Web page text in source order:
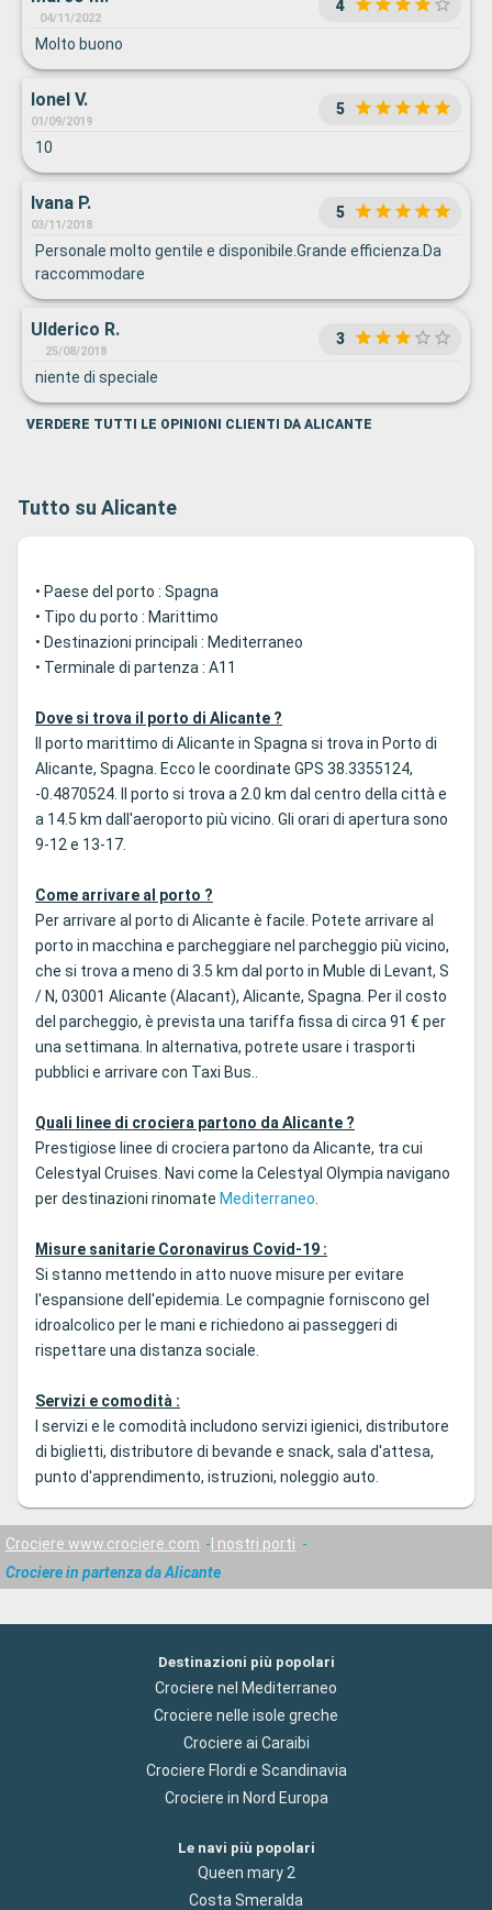
04/11/2022
4
Molto buono
Ionel V.
01/09/2019
5
10
Ivana P.
03/11/2018
5
Personale molto gentile e disponibile.Grande efficienza.Da
raccommodare
Ulderico R.
25/08/2018
3
niente di speciale
VERDERE TUTTI LE OPINIONI CLIENTI DA ALICANTE
Tutto su Alicante
• Paese del porto : Spagna
• Tipo du porto : Marittimo
• Destinazioni principali : Mediterraneo
• Terminale di partenza : A11
Dove si trova il porto di Alicante ?
Il porto marittimo di Alicante in Spagna si trova in Porto di
Alicante, Spagna. Ecco le coordinate GPS 38.3355124,
-0.4870524. Il porto si trova a 2.0 km dal centro della città e
a 14.5 km dall'aeroporto più vicino. Gli orari di apertura sono
9-12 e 13-17.
Come arrivare al porto ?
Per arrivare al porto di Alicante è facile. Potete arrivare al
porto in macchina e parcheggiare nel parcheggio più vicino,
che si trova a meno di 3.5 km dal porto in Muble di Levant, S
/ N, 03001 Alicante (Alacant), Alicante, Spagna. Per il costo
del parcheggio, è prevista una tariffa fissa di circa 91 € per
una settimana. In alternativa, potrete usare i trasporti
pubblici e arrivare con Taxi Bus..
Quali linee di crociera partono da Alicante ?
Prestigiose linee di crociera partono da Alicante, tra cui
Celestyal Cruises. Navi come la Celestyal Olympia navigano
per destinazioni rinomate Mediterraneo.
Misure sanitarie Coronavirus Covid-19 :
Si stanno mettendo in atto nuove misure per evitare
l'espansione dell'epidemia. Le compagnie forniscono gel
idroalcolico per le mani e richiedono ai passeggeri di
rispettare una distanza sociale.
Servizi e comodità :
I servizi e le comodità includono servizi igienici, distributore
di biglietti, distributore di bevande e snack, sala d'attesa,
punto d'apprendimento, istruzioni, noleggio auto.
Crociere www.crociere.com
I nostri porti
Crociere in partenza da Alicante
Destinazioni più popolari
Crociere nel Mediterraneo
Crociere nelle isole greche
Crociere ai Caraibi
Crociere Flordi e Scandinavia
Crociere in Nord Europa
Le navi più popolari
Queen mary 2
Costa Smeralda